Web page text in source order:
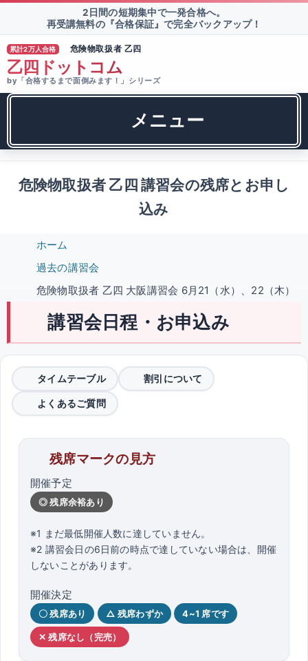
2日間の短期集中で一発合格へ。
再受講無料の『合格保証』で完全バックアップ！
累計2万人合格 危険物取扱者 乙四
乙四ドットコム
by「合格するまで面倒みます！」シリーズ
メニュー
危険物取扱者 乙四 講習会の残席とお申し
込み
ホーム
過去の講習会
危険物取扱者 乙四 大阪講習会 6月21（水）、22（木）
講習会日程・お申込み
タイムテーブル 割引について
よくあるご質問
残席マークの見方
開催予定
◎ 残席余裕あり
※1 まだ最低開催人数に達していません。
※2 講習会日の6日前の時点で達していない場合は、開催
しないことがあります。
開催決定
〇 残席あり △ 残席わずか 4~1 席です
✕ 残席なし（完売）